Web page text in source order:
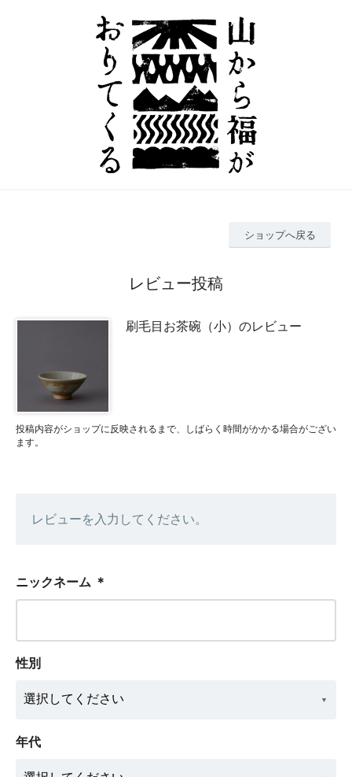
ショップへ戻る
レビュー投稿
刷毛目お茶碗（小）のレビュー
投稿内容がショップに反映されるまで、しばらく時間がかかる場合がござい
ます。
レビューを入力してください。
ニックネーム ＊
性別
年代